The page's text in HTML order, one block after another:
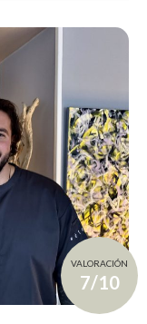
VALORACIÓN
7/10